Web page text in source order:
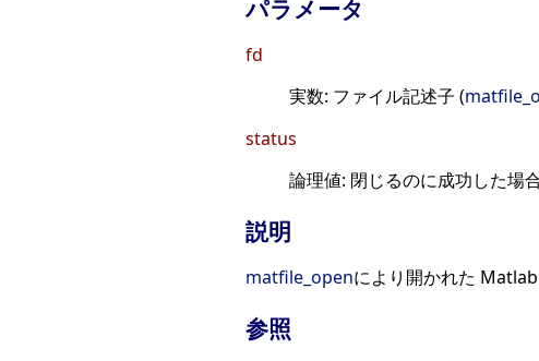
パラメータ
fd
実数: ファイル記述子 (
status
論理値: 閉じるのに成功した場
説明
matfile_openにより開かれた
参照